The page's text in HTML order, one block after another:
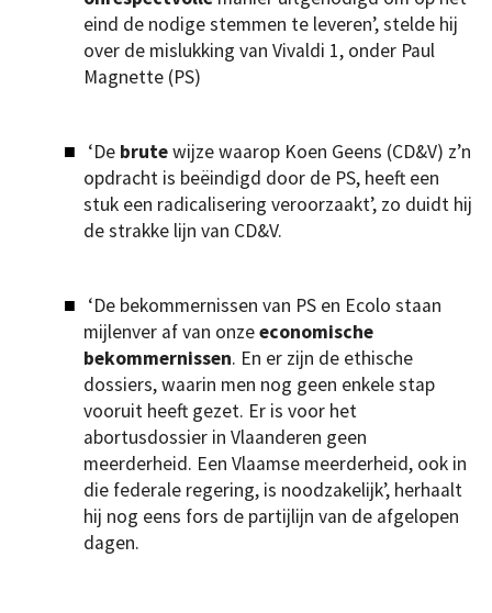
eind de nodige stemmen te leveren’, stelde hij
over de mislukking van Vivaldi 1, onder Paul
Magnette (PS)
‘De brutewijze waarop Koen Geens (CD&V) z’n
opdracht is beëindigd door de PS, heeft een
stuk een radicalisering veroorzaakt’, zo duidt hij
de strakke lijn van CD&V.
‘De bekommernissen van PS en Ecolo staan
mijlenver af van onzeeconomische
bekommernissen. En er zijn de ethische
dossiers, waarin men nog geen enkele stap
vooruit heeft gezet. Er is voor het
abortusdossier in Vlaanderen geen
meerderheid. Een Vlaamse meerderheid, ook in
die federale regering, is noodzakelijk’, herhaalt
hij nog eens fors de partijlijn van de afgelopen
dagen.